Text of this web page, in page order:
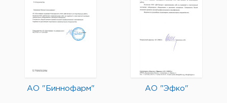
АО "Биннофарм" АО "Эфко"